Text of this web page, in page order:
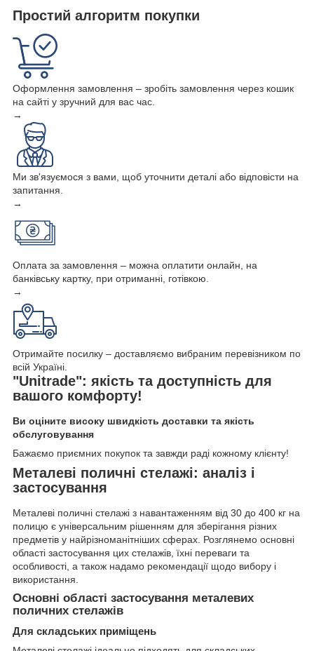
Простий алгоритм покупки
Оформлення замовлення – зробіть замовлення через кошик
на сайті у зручний для вас час.
→
Ми зв'язуємося з вами, щоб уточнити деталі або відповісти на
запитання.
→
Оплата за замовлення – можна оплатити онлайн, на
банківську картку, при отриманні, готівкою.
→
Отримайте посилку – доставляємо вибраним перевізником по
всій Україні.
"Unitrade": якість та доступність для
вашого комфорту!
Ви оціните високу швидкість доставки та якість
обслуговування
Бажаємо приємних покупок та завжди раді кожному клієнту!
Металеві поличні стелажі: аналіз і
застосування
Металеві поличні стелажі з навантаженням від 30 до 400 кг на
полицю є універсальним рішенням для зберігання різних
предметів у найрізноманітніших сферах. Розглянемо основні
області застосування цих стелажів, їхні переваги та
особливості, а також надамо рекомендації щодо вибору і
використання.
Основні області застосування металевих
поличних стелажів
Для складських приміщень